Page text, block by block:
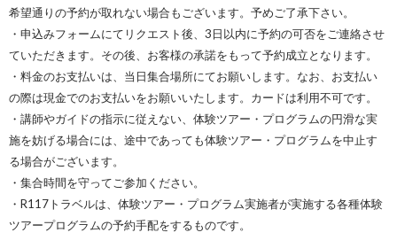
希望通りの予約が取れない場合もございます。予めご了承下さい。
・申込みフォームにてリクエスト後、3日以内に予約の可否をご連絡させ
ていただきます。その後、お客様の承諾をもって予約成立となります。
・料金のお支払いは、当日集合場所にてお願いします。なお、お支払い
の際は現金でのお支払いをお願いいたします。カードは利用不可です。
・講師やガイドの指示に従えない、体験ツアー・プログラムの円滑な実
施を妨げる場合には、途中であっても体験ツアー・プログラムを中止す
る場合がございます。
・集合時間を守ってご参加ください。
・R117トラベルは、体験ツアー・プログラム実施者が実施する各種体験
ツアープログラムの予約手配をするものです。